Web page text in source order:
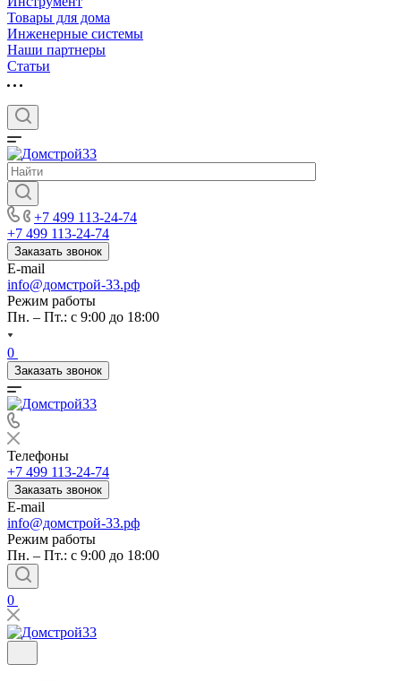
Товары для дома
Инженерные системы
Наши партнеры
Статьи
+7 499 113-24-74
+7 499 113-24-74
Заказать звонок
E-mail
info@домстрой-33.рф
Режим работы
Пн. – Пт.: с 9:00 до 18:00
0
Заказать звонок
Телефоны
+7 499 113-24-74
Заказать звонок
E-mail
info@домстрой-33.рф
Режим работы
Пн. – Пт.: с 9:00 до 18:00
0